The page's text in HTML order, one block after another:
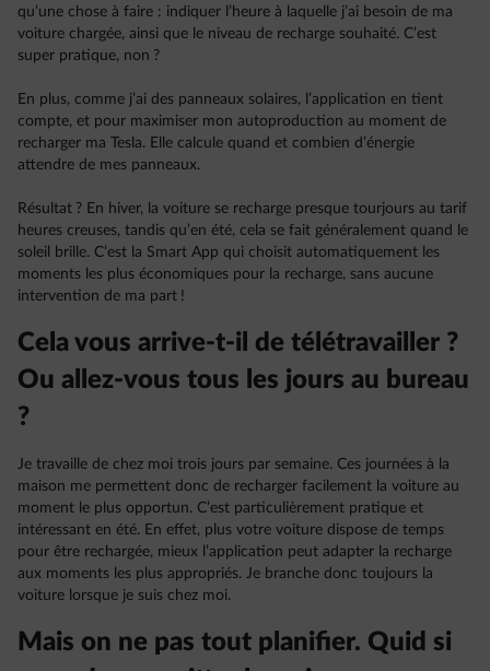
qu’une chose à faire : indiquer l’heure à laquelle j’ai besoin de ma
voiture chargée, ainsi que le niveau de recharge souhaité. C’est
super pratique, non ?
En plus, comme j’ai des panneaux solaires, l’application en tient
compte, et pour maximiser mon autoproduction au moment de
recharger ma Tesla. Elle calcule quand et combien d’énergie
attendre de mes panneaux.
Résultat ? En hiver, la voiture se recharge presque tourjours au tarif
heures creuses, tandis qu’en été, cela se fait généralement quand le
soleil brille. C’est la Smart App qui choisit automatiquement les
moments les plus économiques pour la recharge, sans aucune
intervention de ma part !
Cela vous arrive-t-il de télétravailler ?
Ou allez-vous tous les jours au bureau
?
Je travaille de chez moi trois jours par semaine. Ces journées à la
maison me permettent donc de recharger facilement la voiture au
moment le plus opportun. C’est particulièrement pratique et
intéressant en été. En effet, plus votre voiture dispose de temps
pour être rechargée, mieux l’application peut adapter la recharge
aux moments les plus appropriés. Je branche donc toujours la
voiture lorsque je suis chez moi.
Mais on ne pas tout planifier. Quid si